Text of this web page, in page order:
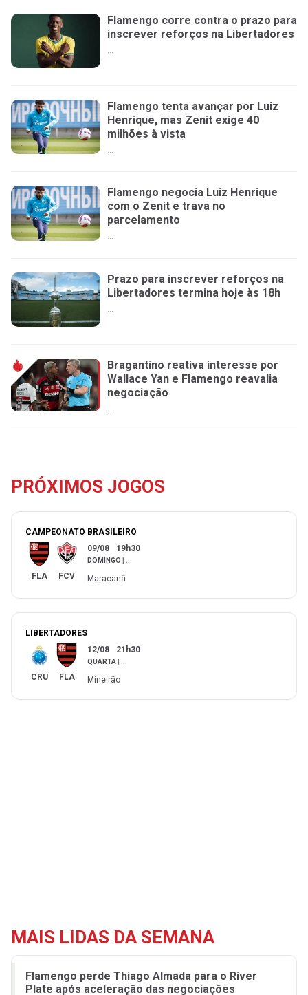
Flamengo corre contra o prazo para
inscrever reforços na Libertadores
...
Flamengo tenta avançar por Luiz
Henrique, mas Zenit exige 40
milhões à vista
...
Flamengo negocia Luiz Henrique
com o Zenit e trava no
parcelamento
...
Prazo para inscrever reforços na
Libertadores termina hoje às 18h
Bragantino reativa interesse por
Wallace Yan e Flamengo reavalia
negociação
...
PRÓXIMOS JOGOS
CAMPEONATO BRASILEIRO
FLA FCV
09/08 19h30
DOMINGO ...
Maracanã
LIBERTADORES
CRU FLA
12/08 21h30
QUARTA ...
Mineirão
MAIS LIDAS DA SEMANA
Flamengo perde Thiago Almada para o River
Plate após aceleração das negociações